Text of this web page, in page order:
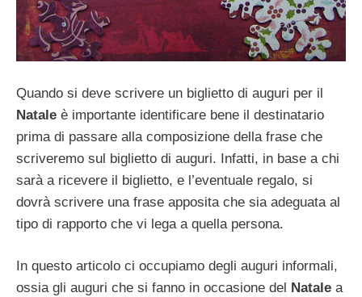
Quando si deve scrivere un biglietto di auguri per il
Natale è importante identificare bene il destinatario
prima di passare alla composizione della frase che
scriveremo sul biglietto di auguri. Infatti, in base a chi
sarà a ricevere il biglietto, e l’eventuale regalo, si
dovrà scrivere una frase apposita che sia adeguata al
tipo di rapporto che vi lega a quella persona.
In questo articolo ci occupiamo degli auguri informali,
ossia gli auguri che si fanno in occasione del Natale a